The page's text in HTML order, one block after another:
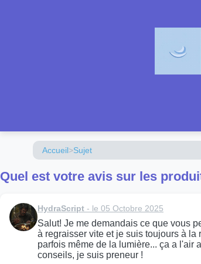
Accueil>Sujet
Quel est votre avis sur les
HydraScript - le 05 Octobre 2025
Salut! Je me demandais ce que vous
à regraisser vite et je suis toujours à
parfois même de la lumière... ça a l'air
conseils, je suis preneur !